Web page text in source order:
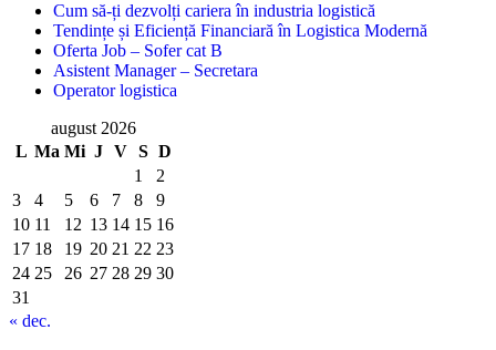
Cum să-ți dezvolți cariera în industria logistică
Tendințe și Eficiență Financiară în Logistica Modernă
Oferta Job – Sofer cat B
Asistent Manager – Secretara
Operator logistica
august 2026
L Ma Mi J V S D
1
2
3
4 5 6 7 8
9
10 11 12 13 14 15 16
17 18 19 20 21 22 23
24 25 26 27 28 29 30
31
« dec.